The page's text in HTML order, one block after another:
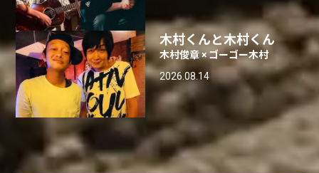
木村くんと木村くん
木村俊章 × ゴーゴー木村
2026.08.14